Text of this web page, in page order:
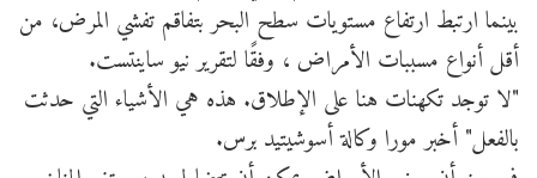
بينما ارتبط ارتفاع مستويات سطح البحر بتفاقم تفشي المرض، من
أقل أنواع مسببات الأمراض ، وفقًا لتقرير نيو ساينتست.
"لا توجد تكهنات هنا على الإطلاق. هذه هي الأشياء التي حدثت
بالفعل" أخبر مورا وكالة أسوشيتيد برس.